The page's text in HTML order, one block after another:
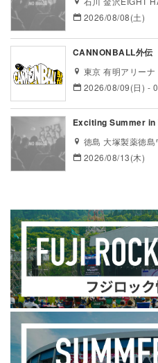
2026/08/08(土)
CANNONBALL外伝
東京 有明アリーナ
2026/08/09(日) -
Exciting Summer in
徳島 大塚製薬徳
2026/08/13(木)